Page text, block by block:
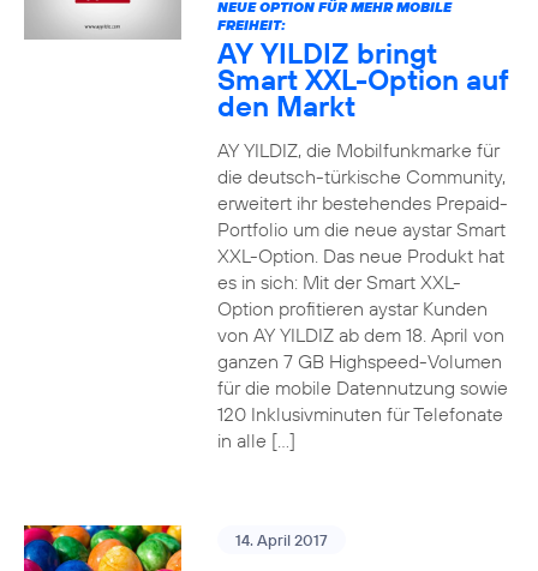
NEUE OPTION FÜR MEHR MOBILE
FREIHEIT:
AY YILDIZ bringt
Smart XXL-Option auf
den Markt
AY YILDIZ, die Mobilfunkmarke für
die deutsch-türkische Community,
erweitert ihr bestehendes Prepaid-
Portfolio um die neue aystar Smart
XXL-Option. Das neue Produkt hat
es in sich: Mit der Smart XXL-
Option profitieren aystar Kunden
von AY YILDIZ ab dem 18. April von
ganzen 7 GB Highspeed-Volumen
für die mobile Datennutzung sowie
120 Inklusivminuten für Telefonate
in alle […]
14. April 2017